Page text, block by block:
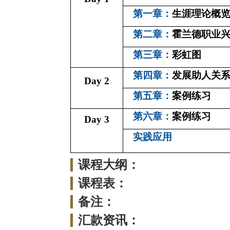
第一章： 生涯理论概览
第二章： 霍兰德职业
第三章： 彩虹图
Day 2
第四章： 发展助人关系
第五章： 案例练习
Day 3 第六章： 案例练习
实践应用
课程大纲：
课程表：
备注：
汇款资讯：